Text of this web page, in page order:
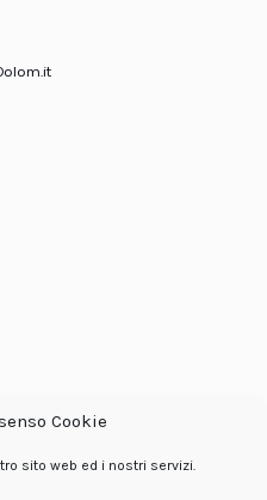
Cookie
sito web ed i nostri servizi.